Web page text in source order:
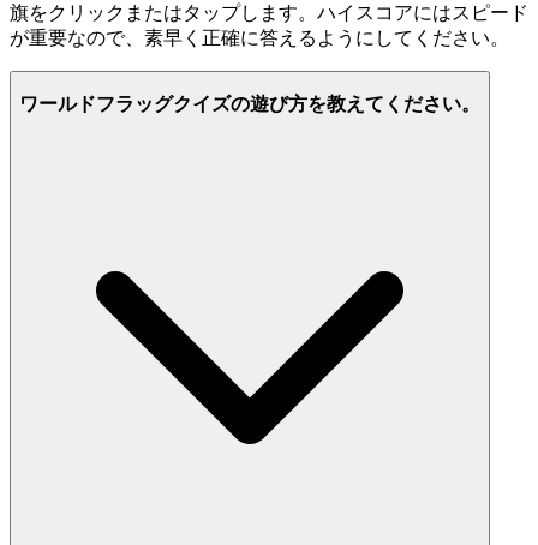
旗をクリックまたはタップします。ハイスコアにはスピード
が重要なので、素早く正確に答えるようにしてください。
ワールドフラッグクイズの遊び方を教えてください。